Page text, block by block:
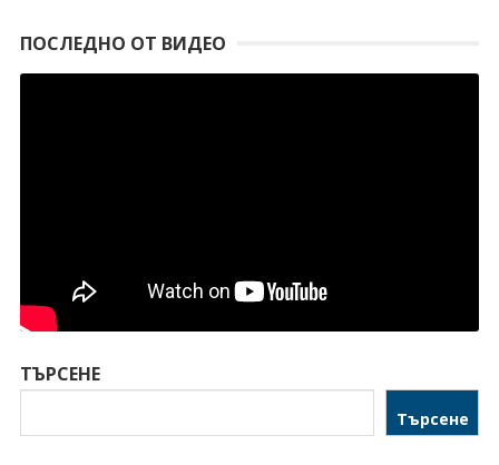
ПОСЛЕДНО ОТ ВИДЕО
ТЪРСЕНЕ
Търсене